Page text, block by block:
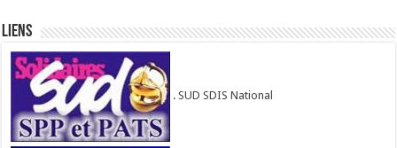
Liens
. SUD SDIS National